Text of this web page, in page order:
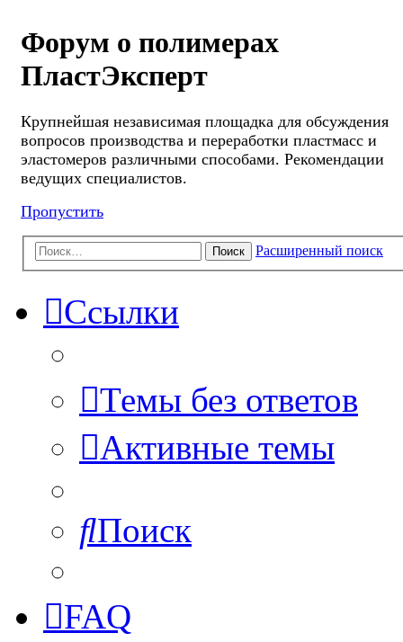
Форум о полимерах
ПластЭксперт
Крупнейшая независимая площадка для обсуждения
вопросов производства и переработки пластмасс и
эластомеров различными способами. Рекомендации
ведущих специалистов.
Пропустить
Поиск Расширенный поиск
Ссылки
Темы без ответов
Активные темы
Поиск
FAQ